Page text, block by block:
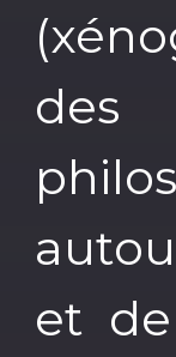
des
et